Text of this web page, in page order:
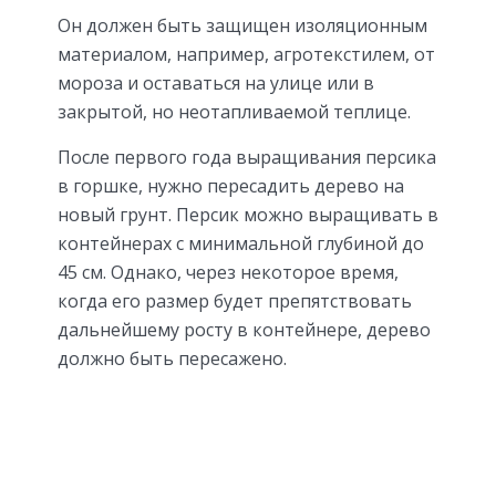
Он должен быть защищен изоляционным
материалом, например, агротекстилем, от
мороза и оставаться на улице или в
закрытой, но неотапливаемой теплице.
После первого года выращивания персика
в горшке, нужно пересадить дерево на
новый грунт. Персик можно выращивать в
контейнерах с минимальной глубиной до
45 см. Однако, через некоторое время,
когда его размер будет препятствовать
дальнейшему росту в контейнере, дерево
должно быть пересажено.